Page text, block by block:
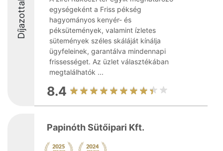
Díjazottak
egységeként a Friss pékség
hagyományos kenyér- és
péksütemények, valamint ízletes
sütemények széles skáláját kínálja
ügyfeleinek, garantálva mindennapi
frissességet. Az üzlet választékában
megtalálhatók ...
8.4
Papinóth Sütőipari Kft.